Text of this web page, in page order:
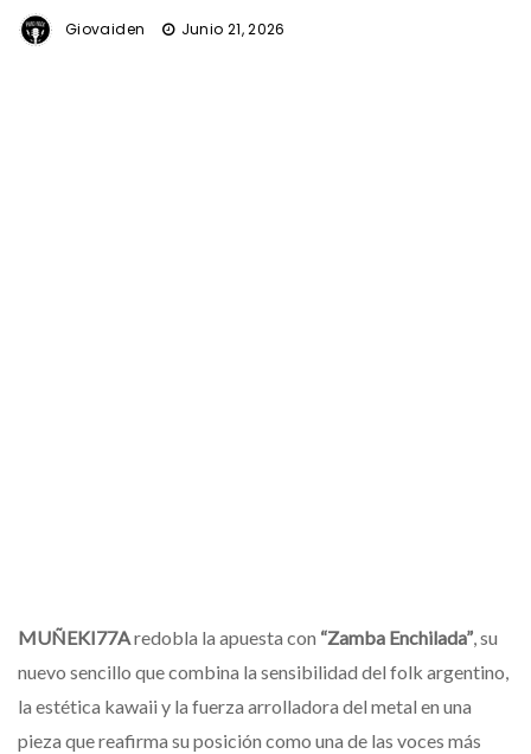
Giovaiden Junio 21, 2026
MUÑEKI77Aredobla la apuesta con “Zamba Enchilada”, su
nuevo sencillo que combina la sensibilidad del folk argentino,
la estética kawaii y la fuerza arrolladora del metal en una
pieza que reafirma su posición como una de las voces más